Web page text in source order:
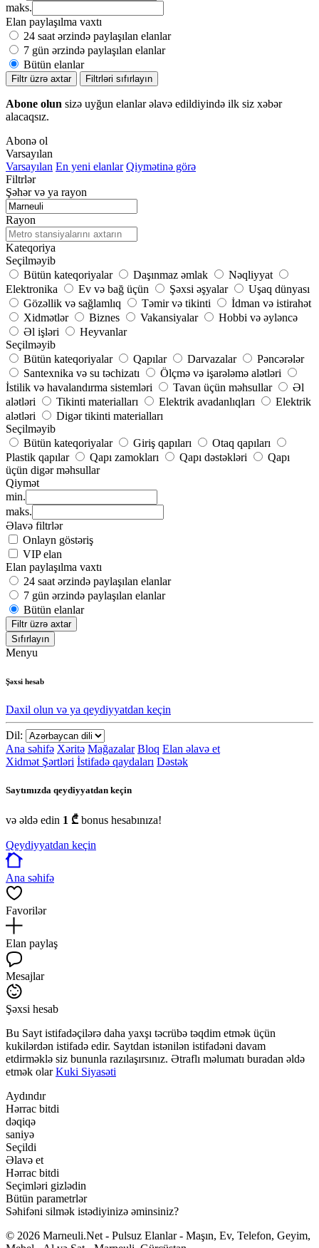
maks.
Elan paylaşılma vaxtı
24 saat ərzində paylaşılan elanlar
7 gün ərzində paylaşılan elanlar
Bütün elanlar
Filtr üzrə axtar Filtrləri sıfırlayın
Abone olun sizə uyğun elanlar əlavə edildiyində ilk siz xəbər
alacaqsız.
Abonə ol
Varsayılan
Varsayılan En yeni elanlar Qiymətinə görə
Filtrlər
Şəhər və ya rayon
Rayon
Kateqoriya
Seçilməyib
Bütün kateqoriyalar
Daşınmaz əmlak
Nəqliyyat
Elektronika
Ev və bağ üçün Şəxsi əşyalar
Uşaq dünyası
Gözəllik və sağlamlıq
Təmir və tikinti
İdman və istirahət
Xidmətlər
Biznes Vakansiyalar
Hobbi və əyləncə
Əl işləri
Heyvanlar
Seçilməyib
Bütün kateqoriyalar
Qapılar Darvazalar
Pəncərələr
Santexnika və su təchizatı
Ölçmə və işarələmə alətləri
İstilik və havalandırma sistemləri
Tavan üçün məhsullar
Əl
alətləri
Tikinti materialları Elektrik avadanlıqları
Elektrik
alətləri
Digər tikinti materialları
Seçilməyib
Bütün kateqoriyalar
Giriş qapıları
Otaq qapıları
Plastik qapılar
Qapı zamokları Qapı dəstəkləri
Qapı
üçün digər məhsullar
Qiymət
min.
maks.
Əlavə filtrlər
Onlayn göstəriş
VIP elan
Elan paylaşılma vaxtı
24 saat ərzində paylaşılan elanlar
7 gün ərzində paylaşılan elanlar
Bütün elanlar
Filtr üzrə axtar
Sıfırlayın
Menyu
Şəxsi hesab
Daxil olun və ya qeydiyyatdan keçin
Dil:
Ana səhifə Xəritə Mağazalar Bloq Elan əlavə et
Xidmət Şərtləri İstifadə qaydaları Dəstək
Saytımızda qeydiyyatdan keçin
və əldə edin 1 ₾ bonus hesabınıza!
Qeydiyyatdan keçin
Ana səhifə
Favorilər
Elan paylaş
Mesajlar
Şəxsi hesab
Bu Sayt istifadəçilərə daha yaxşı təcrübə təqdim etmək üçün
kukilərdən istifadə edir. Saytdan istənilən istifadəni davam
etdirməklə siz bununla razılaşırsınız. Ətraflı məlumatı buradan əldə
etmək olarKuki Siyasəti
Aydındır
Hərrac bitdi
dəqiqə
saniyə
Seçildi
Əlavə et
Hərrac bitdi
Seçimləri gizlədin
Bütün parametrlər
Səhifəni silmək istədiyinizə əminsiniz?
© 2026 Marneuli.Net - Pulsuz Elanlar - Maşın, Ev, Telefon, Geyim,